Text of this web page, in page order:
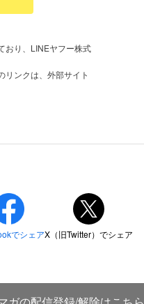
という調査結果
、とりわけシニ
おり、LINEヤフー株式
リンクは、外部サイト